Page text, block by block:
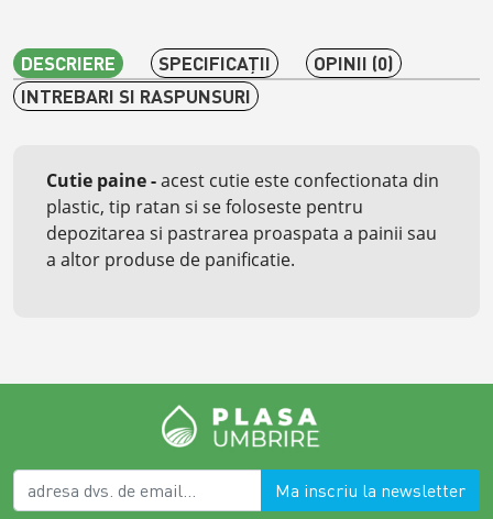
DESCRIERE SPECIFICAŢII
OPINII (0)
INTREBARI SI RASPUNSURI
Cutie paine-acest cutie este confectionata din
plastic, tip ratan si se foloseste pentru
depozitarea si pastrarea proaspata a painii sau
a altor produse de panificatie.
Ma inscriu la newsletter